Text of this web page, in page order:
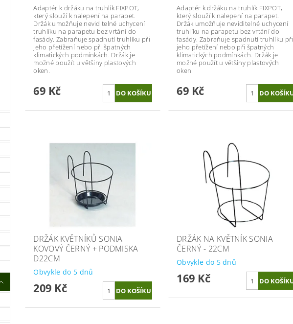
Adaptér k držáku na truhlík FIXPOT,
který slouží k nalepení na parapet.
Držák umožňuje neviditelné uchycení
truhlíku na parapetu bez vrtání do
fasády. Zabraňuje spadnutí truhlíku při
jeho přetížení nebo při špatných
klimatických podmínkách. Držák je
možné použít u většiny plastových
oken.
69 Kč
Adaptér k držáku na truhlík FIXPOT,
který slouží k nalepení na parapet.
Držák umožňuje neviditelné uchycení
truhlíku na parapetu bez vrtání do
fasády. Zabraňuje spadnutí truhlíku při
jeho přetížení nebo při špatných
klimatických podmínkách. Držák je
možné použít u většiny plastových
oken.
69 Kč
DRŽÁK KVĚTNÍKŮ SONIA
KOVOVÝ ČERNÝ + PODMISKA
D22CM
Obvykle do 5 dnů
209 Kč
DRŽÁK NA KVĚTNÍK SONIA
ČERNÝ - 22CM
Obvykle do 5 dnů
169 Kč